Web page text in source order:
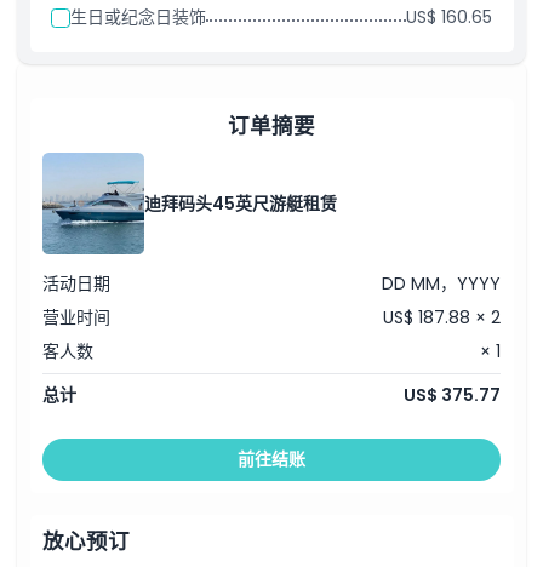
生日或纪念日装饰
US$ 160.65
订单摘要
迪拜码头45英尺游艇租赁
活动日期
DD MM，YYYY
营业时间
US$ 187.88 × 2
客人数
× 1
总计
US$ 375.77
前往结账
放心预订